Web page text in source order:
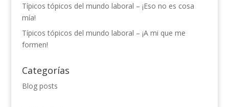
Típicos tópicos del mundo laboral – ¡Eso no es cosa
mía!
Típicos tópicos del mundo laboral – ¡A mi que me
formen!
Categorías
Blog posts